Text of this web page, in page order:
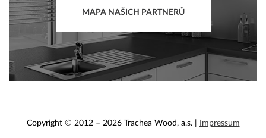
MAPA NAŠICH PARTNERŮ
Copyright © 2012 – 2026 Trachea Wood, a.s. | Impressum